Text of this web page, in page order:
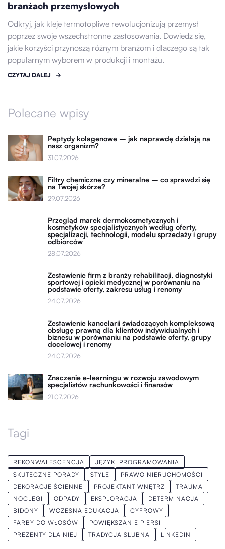
branżach przemysłowych
Odkryj, jak kleje termotopliwe rewolucjonizują przemysł
poprzez swoje wszechstronne zastosowania. Dowiedz się,
jakie korzyści przynoszą różnym branżom i dlaczego są tak
popularnym wyborem w produkcji i montażu.
CZYTAJ DALEJ
Polecane wpisy
Peptydy kolagenowe – jak naprawdę działają na
nasz organizm?
31.07.2026
Filtry chemiczne czy mineralne – co sprawdzi się
na Twojej skórze?
29.07.2026
Przegląd marek dermokosmetycznych i
kosmetyków specjalistycznych według oferty,
specjalizacji, technologii, modelu sprzedaży i grupy
odbiorców
28.07.2026
Zestawienie firm z branży rehabilitacji, diagnostyki
sportowej i opieki medycznej w porównaniu na
podstawie oferty, zakresu usług i renomy
24.07.2026
Zestawienie kancelarii świadczących kompleksową
obsługę prawną dla klientów indywidualnych i
biznesu w porównaniu na podstawie oferty, grupy
docelowej i renomy
24.07.2026
Znaczenie e-learningu w rozwoju zawodowym
specjalistów rachunkowości i finansów
21.07.2026
Tagi
REKONWALESCENCJA
JĘZYKI PROGRAMOWANIA
SKUTECZNE PORADY
STYLE
PRAWO NIERUCHOMOŚCI
DEKORACJE ŚCIENNE
PROJEKTANT WNĘTRZ
TRAUMA
NOCLEGI
ODPADY EKSPLORACJA
DETERMINACJA
BIDONY
WCZESNA EDUKACJA
CYFROWY
FARBY DO WŁOSÓW
POWIĘKSZANIE PIERSI
PREZENTY DLA NIEJ
TRADYCJA SLUBNA LINKEDIN